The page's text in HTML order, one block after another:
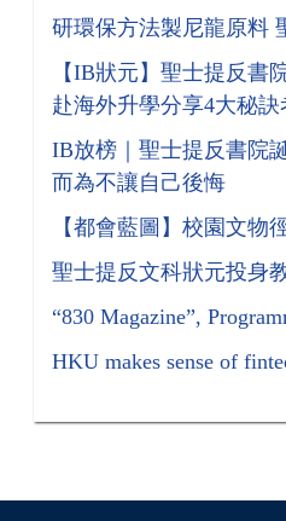
研環保方法製尼龍原料
【IB狀元】聖士提反
赴海外升學分享4大秘訣
​​​​​​​IB放榜｜聖士提反書院
而為不讓自己後悔
【都會藍圖】校園文物
聖士提反文科狀元投身
“830 Magazine”,
HKU makes sense of